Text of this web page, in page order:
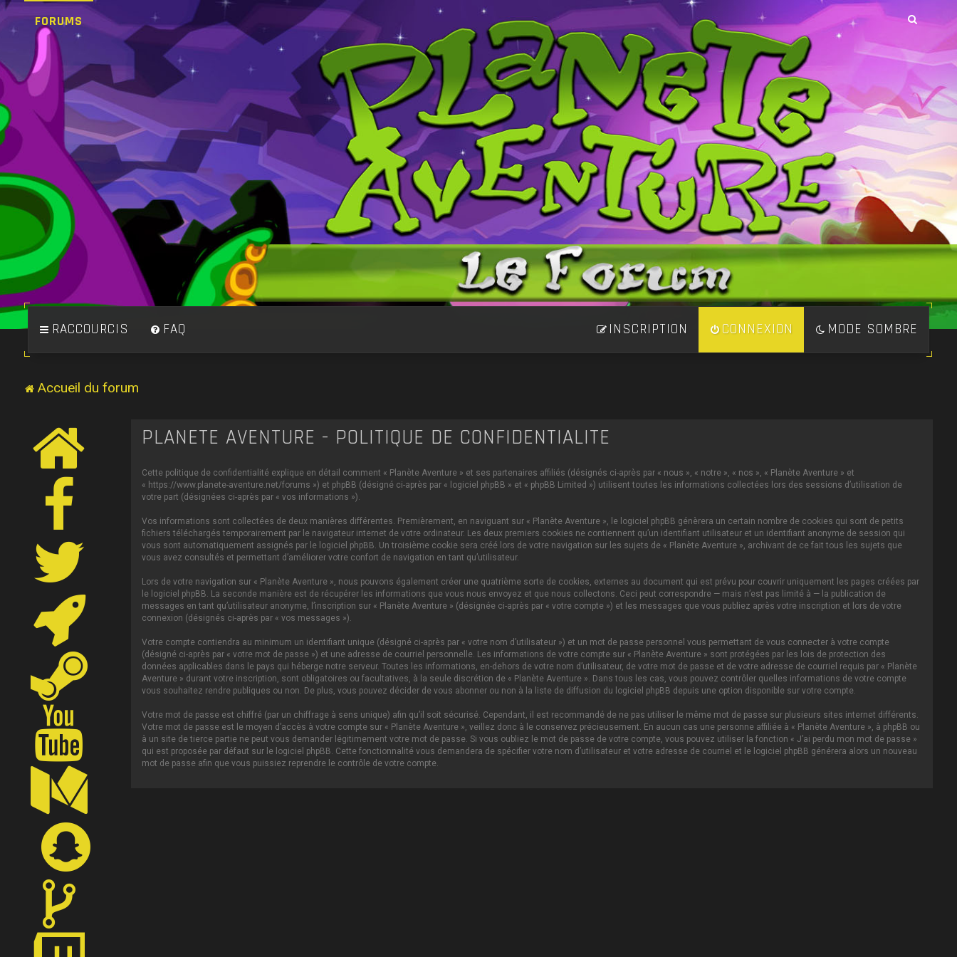
FORUMS
RACCOURCIS MODE SOMBRE
FAQ CONNEXION
INSCRIPTION
Accueil du forum
PLANÈTE AVENTURE - POLITIQUE DE CONFIDENTIALITÉ
Cette politique de confidentialité explique en détail comment « Planète Aventure » et ses partenaires affiliés (désignés ci-après par « nous », « notre », « nos », « Planète Aventure » et
« https://www.planete-aventure.net/forums ») et phpBB (désigné ci-après par « logiciel phpBB » et « phpBB Limited ») utilisent toutes les informations collectées lors des sessions d’utilisation de
votre part (désignées ci-après par « vos informations »).
Vos informations sont collectées de deux manières différentes. Premièrement, en naviguant sur « Planète Aventure », le logiciel phpBB génèrera un certain nombre de cookies qui sont de petits
fichiers téléchargés temporairement par le navigateur internet de votre ordinateur. Les deux premiers cookies ne contiennent qu’un identifiant utilisateur et un identifiant anonyme de session qui
vous sont automatiquement assignés par le logiciel phpBB. Un troisième cookie sera créé lors de votre navigation sur les sujets de « Planète Aventure », archivant de ce fait tous les sujets que
vous avez consultés et permettant d’améliorer votre confort de navigation en tant qu’utilisateur.
Lors de votre navigation sur « Planète Aventure », nous pouvons également créer une quatrième sorte de cookies, externes au document qui est prévu pour couvrir uniquement les pages créées par
le logiciel phpBB. La seconde manière est de récupérer les informations que vous nous envoyez et que nous collectons. Ceci peut correspondre — mais n’est pas limité à — la publication de
messages en tant qu’utilisateur anonyme, l’inscription sur « Planète Aventure » (désignée ci-après par « votre compte ») et les messages que vous publiez après votre inscription et lors de votre
connexion (désignés ci-après par « vos messages »).
Votre compte contiendra au minimum un identifiant unique (désigné ci-après par « votre nom d’utilisateur ») et un mot de passe personnel vous permettant de vous connecter à votre compte
(désigné ci-après par « votre mot de passe ») et une adresse de courriel personnelle. Les informations de votre compte sur « Planète Aventure » sont protégées par les lois de protection des
données applicables dans le pays qui héberge notre serveur. Toutes les informations, en-dehors de votre nom d’utilisateur, de votre mot de passe et de votre adresse de courriel requis par « Planète
Aventure » durant votre inscription, sont obligatoires ou facultatives, à la seule discrétion de « Planète Aventure ». Dans tous les cas, vous pouvez contrôler quelles informations de votre compte
vous souhaitez rendre publiques ou non. De plus, vous pouvez décider de vous abonner ou non à la liste de diffusion du logiciel phpBB depuis une option disponible sur votre compte.
Votre mot de passe est chiffré (par un chiffrage à sens unique) afin qu’il soit sécurisé. Cependant, il est recommandé de ne pas utiliser le même mot de passe sur plusieurs sites internet différents.
Votre mot de passe est le moyen d’accès à votre compte sur « Planète Aventure », veillez donc à le conservez précieusement. En aucun cas une personne affiliée à « Planète Aventure », à phpBB ou
à un site de tierce partie ne peut vous demander légitimement votre mot de passe. Si vous oubliez le mot de passe de votre compte, vous pouvez utiliser la fonction « J’ai perdu mon mot de passe »
qui est proposée par défaut sur le logiciel phpBB. Cette fonctionnalité vous demandera de spécifier votre nom d’utilisateur et votre adresse de courriel et le logiciel phpBB générera alors un nouveau
mot de passe afin que vous puissiez reprendre le contrôle de votre compte.